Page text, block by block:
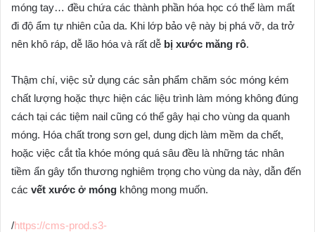
móng tay… đều chứa các thành phần hóa học có thể làm mất
đi độ ẩm tự nhiên của da. Khi lớp bảo vệ này bị phá vỡ, da trở
nên khô ráp, dễ lão hóa và rất dễ bị xước măng rô.
Thậm chí, việc sử dụng các sản phẩm chăm sóc móng kém
chất lượng hoặc thực hiện các liệu trình làm móng không đúng
cách tại các tiệm nail cũng có thể gây hại cho vùng da quanh
móng. Hóa chất trong sơn gel, dung dịch làm mềm da chết,
hoặc việc cắt tỉa khóe móng quá sâu đều là những tác nhân
tiềm ẩn gây tổn thương nghiêm trọng cho vùng da này, dẫn đến
các vết xước ở móng không mong muốn.
/https://cms-prod.s3-